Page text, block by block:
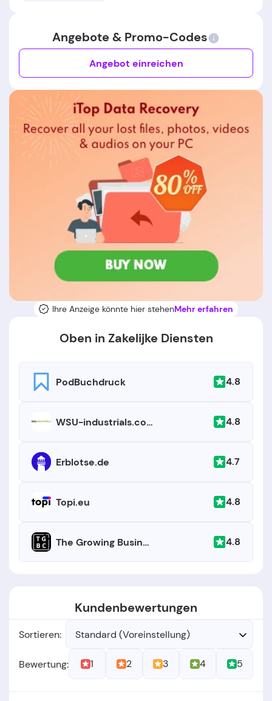
Angebote & Promo-Codes
Angebot einreichen
Ihre Anzeige könnte hier stehenMehr erfahren
Oben in Zakelijke Diensten
PodBuchdruck 4.8
WSU-industrials.com 4.8
Erblotse.de 4.7
Topi.eu 4.8
The Growing Business Company 4.8
Kundenbewertungen
Sortieren: Standard (Voreinstellung)
Bewertung: 1 2 3 4 5